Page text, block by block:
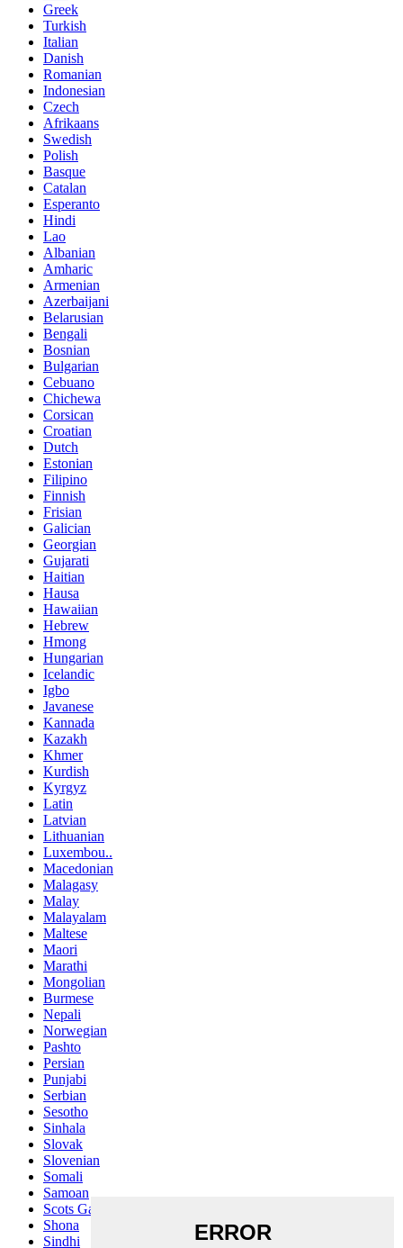
Greek
Turkish
Italian
Danish
Romanian
Indonesian
Czech
Afrikaans
Swedish
Polish
Basque
Catalan
Esperanto
Hindi
Lao
Albanian
Amharic
Armenian
Azerbaijani
Belarusian
Bengali
Bosnian
Bulgarian
Cebuano
Chichewa
Corsican
Croatian
Dutch
Estonian
Filipino
Finnish
Frisian
Galician
Georgian
Gujarati
Haitian
Hausa
Hawaiian
Hebrew
Hmong
Hungarian
Icelandic
Igbo
Javanese
Kannada
Kazakh
Khmer
Kurdish
Kyrgyz
Latin
Latvian
Lithuanian
Luxembou..
Macedonian
Malagasy
Malay
Malayalam
Maltese
Maori
Marathi
Mongolian
Burmese
Nepali
Norwegian
Pashto
Persian
Punjabi
Serbian
Sesotho
Sinhala
Slovak
Slovenian
Somali
Samoan
Scots Gaelic
Shona
Sindhi